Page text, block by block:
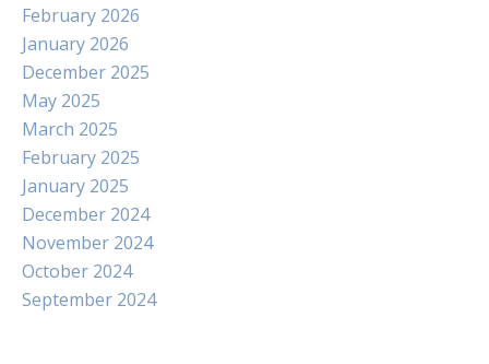
February 2026
January 2026
December 2025
May 2025
March 2025
February 2025
January 2025
December 2024
November 2024
October 2024
September 2024